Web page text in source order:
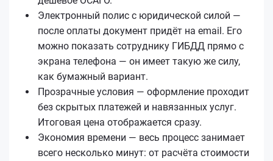
Электронный полис с юридической силой —
после оплаты документ придёт на email. Его
можно показать сотруднику ГИБДД прямо с
экрана телефона — он имеет такую же силу,
как бумажный вариант.
Прозрачные условия — оформление проходит
без скрытых платежей и навязанных услуг.
Итоговая цена отображается сразу.
Экономия времени — весь процесс занимает
всего несколько минут: от расчёта стоимости